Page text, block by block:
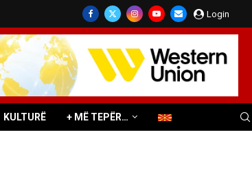
Login
KULTURË + MË TEPËR…